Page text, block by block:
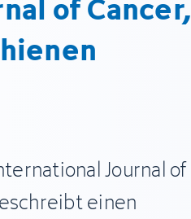
Journal of
einen